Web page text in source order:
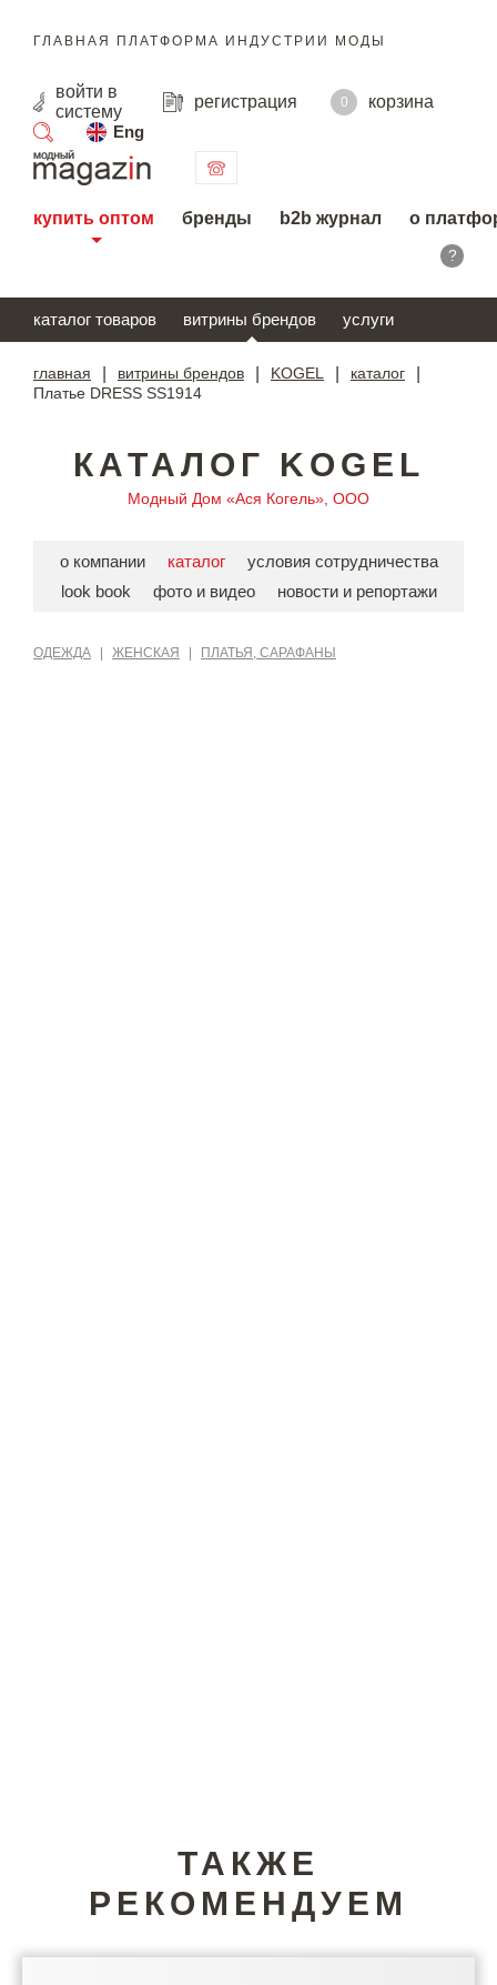
ГЛАВНАЯ ПЛАТФОРМА ИНДУСТРИИ МОДЫ
войти в
систему
регистрация 0
корзина
Eng
поиск
купить оптом бренды b2b журнал о
?
каталог товаров витрины брендов услуги
главная витрины брендов KOGEL каталог
Платье DRESS SS1914
КАТАЛОГ KOGEL
Модный Дом «Ася Когель», ООО
о компании каталог
условия сотрудничества
look book
фото и видео новости и репортажи
ОДЕЖДА ЖЕНСКАЯ ПЛАТЬЯ, САРАФАНЫ
ТАКЖЕ
РЕКОМЕНДУЕМ